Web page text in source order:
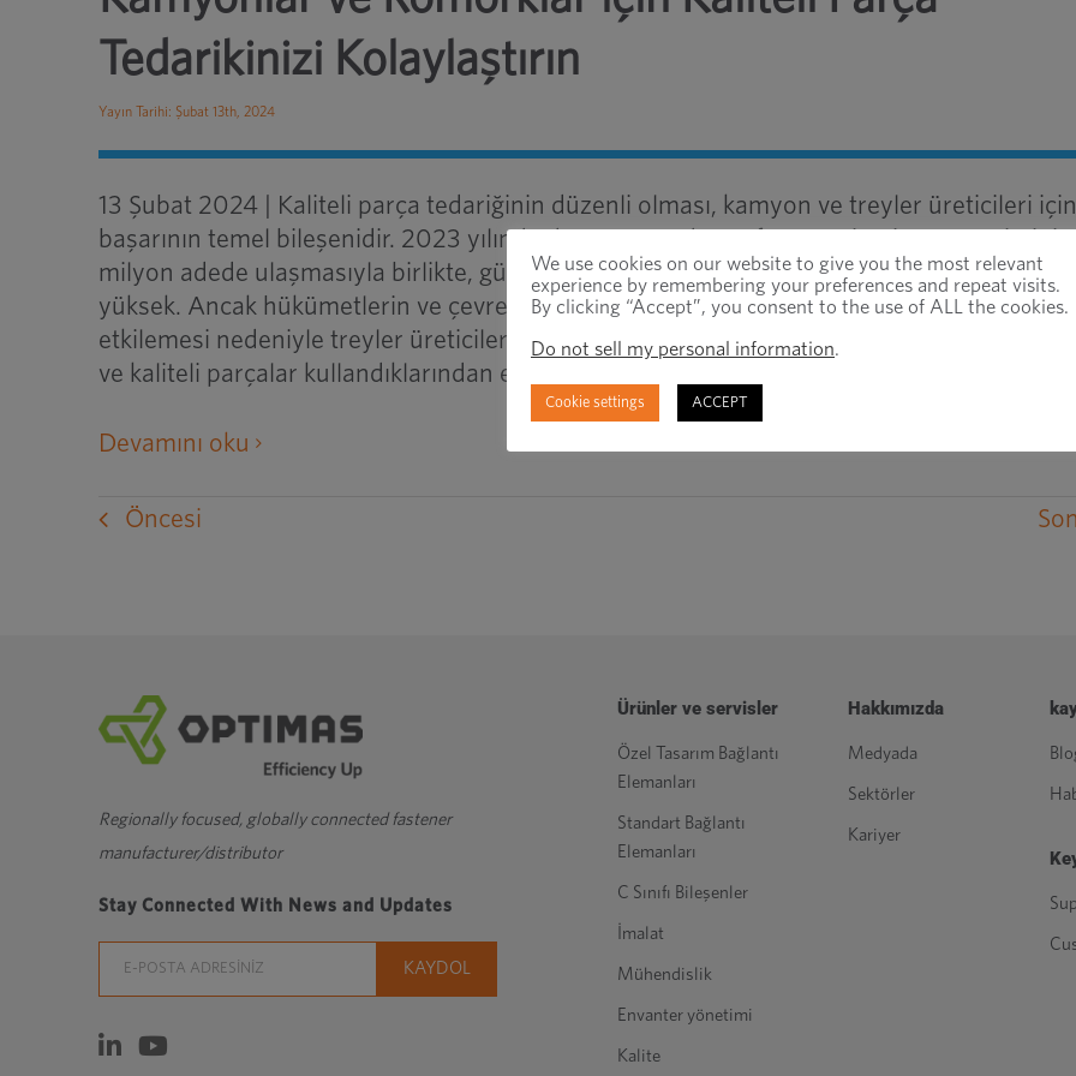
Tedarikinizi Kolaylaştırın
Yayın Tarihi: Şubat 13th, 2024
13 Şubat 2024 | Kaliteli parça tedariğinin düzenli olması, kamyon ve treyler üreticileri için
başarının temel bileşenidir. 2023 yılında dünya çapında Sınıf 7 ve 8 ticari araç
milyon adede ulaşmasıyla birlikte, günlük kullanımdaki ağır yük treylerinin sayısı da
yüksek. Ancak hükümetlerin ve çevresel faktörlerin CO2 emisyonlarının azaltılmasını
etkilemesi nedeniyle treyler üreticileri, yapılarının tasarımını ve üretimini yeniden
ve kaliteli parçalar kullandıklarından emin olmak zorunda kalıyor.
Devamını oku harici
Öncesi
Regionally focused, globally connected fastener
manufacturer/distributor
Stay Connected With News and Updates
Ürünler ve servisler
Özel Tasarım Bağlantı
Elemanları
Standart Bağlantı
Elemanları
C Sınıfı Bileşenler
İmalat
Mühendislik
Envanter yönetimi
Kalite
Hakkımızda
Medyada
Sektörler
Kariyer
We use cookies on our website to give you the most relevant
experience by remembering your preferences and repeat visits.
By clicking “Accept”, you consent to the use of ALL the cookies.
Do not sell my personal information.
Cookie settings ACCEPT